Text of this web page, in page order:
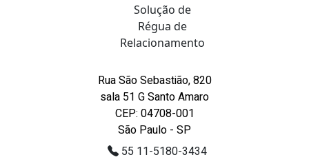
Solução de
Régua de
Relacionamento
Rua São Sebastião, 820
sala 51 G Santo Amaro
CEP: 04708-001
São Paulo - SP
55 11-5180-3434